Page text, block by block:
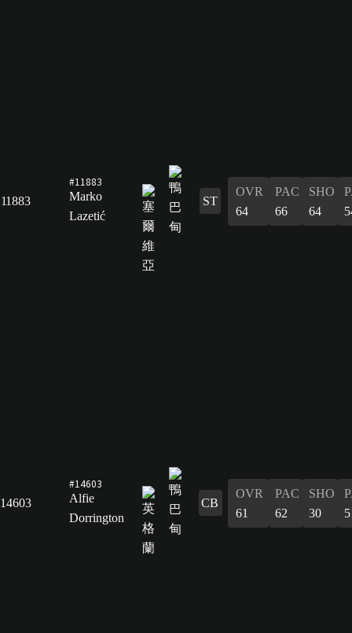
11883
#11883
Marko
Lazetić
ST
OVR
64
PAC
66
SHO
64
14603
#14603
Alfie
Dorrington
CB
OVR
61
PAC
62
SHO
30